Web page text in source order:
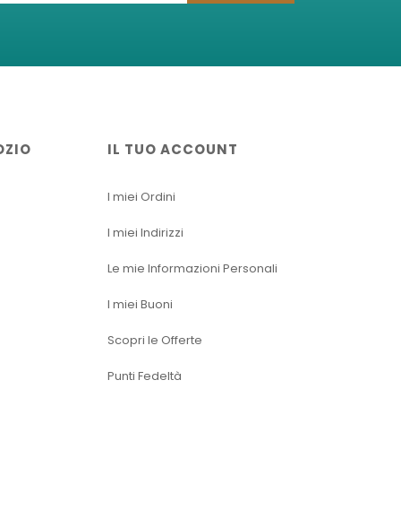
IL TUO ACCOUNT
I miei Ordini
I miei Indirizzi
Le mie Informazioni Personali
I miei Buoni
Scopri le Offerte
Punti Fedeltà